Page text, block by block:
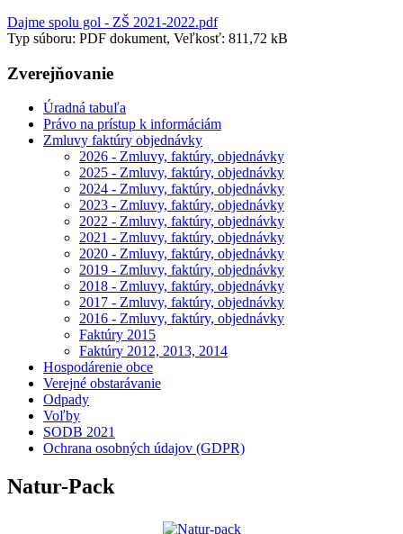
Dajme spolu gol - ZŠ 2021-2022.pdf
Typ súboru: PDF dokument, Veľkosť: 811,72 kB
Zverejňovanie
Úradná tabuľa
Právo na prístup k informáciám
Zmluvy faktúry objednávky
2026 - Zmluvy, faktúry, objednávky
2025 - Zmluvy, faktúry, objednávky
2024 - Zmluvy, faktúry, objednávky
2023 - Zmluvy, faktúry, objednávky
2022 - Zmluvy, faktúry, objednávky
2021 - Zmluvy, faktúry, objednávky
2020 - Zmluvy, faktúry, objednávky
2019 - Zmluvy, faktúry, objednávky
2018 - Zmluvy, faktúry, objednávky
2017 - Zmluvy, faktúry, objednávky
2016 - Zmluvy, faktúry, objednávky
Faktúry 2015
Faktúry 2012, 2013, 2014
Hospodárenie obce
Verejné obstarávanie
Odpady
Voľby
SODB 2021
Ochrana osobných údajov (GDPR)
Natur-Pack